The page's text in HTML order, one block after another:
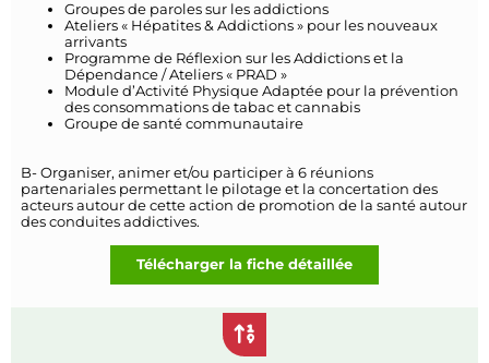
Groupes de paroles sur les addictions
Ateliers « Hépatites & Addictions » pour les nouveaux
arrivants
Programme de Réflexion sur les Addictions et la
Dépendance / Ateliers « PRAD »
Module d’Activité Physique Adaptée pour la prévention
des consommations de tabac et cannabis
Groupe de santé communautaire
B- Organiser, animer et/ou participer à 6 réunions
partenariales permettant le pilotage et la concertation des
acteurs autour de cette action de promotion de la santé autour
des conduites addictives.
Télécharger la fiche détaillée